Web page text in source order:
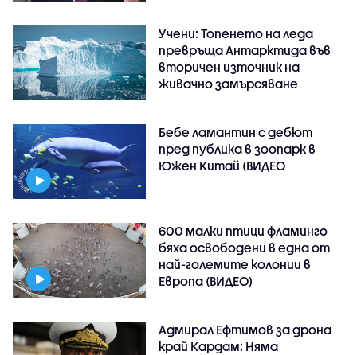
Учени: Топенето на леда
превръща Антарктида във
вторичен източник на
живачно замърсяване
Бебе ламантин с дебют
пред публика в зоопарк в
Южен Китай (ВИДЕО
600 малки птици фламинго
бяха освободени в една от
най-големите колонии в
Европа (ВИДЕО)
Адмирал Ефтимов за дрона
край Кардам: Няма